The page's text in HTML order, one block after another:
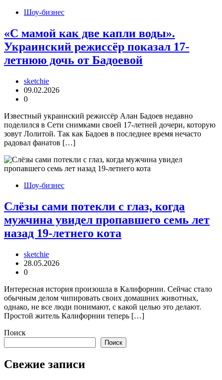
Шоу-бизнес
«С мамой как две капли воды».
Украинский режиссёр показал 17-
летнюю дочь от Бадоевой
sketchie
09.02.2026
0
Известный украинский режиссёр Алан Бадоев недавно
поделился в Сети снимками своей 17-летней дочери, которую
зовут Лолитой. Так как Бадоев в последнее время нечасто
радовал фанатов […]
Шоу-бизнес
Слёзы сами потекли с глаз, когда
мужчина увидел пропавшего семь лет
назад 19-летнего кота
sketchie
28.05.2026
0
Интересная история произошла в Калифорнии. Сейчас стало
обычным делом чипировать своих домашних животных,
однако, не все люди понимают, с какой целью это делают.
Простой житель Калифорнии теперь […]
Поиск
Поиск
Свежие записи